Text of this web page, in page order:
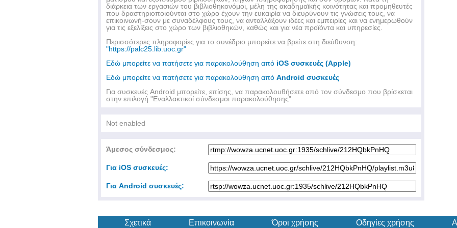
διάρκεια των εργασιών του βιβλιοθηκονόμοι, μέλη της ακαδημαϊκής κοινότητας και προμηθευτές
που δραστηριοποιούνται στο χώρο έχουν την ευκαιρία να διευρύνουν τις γνώσεις τους, να
επικοινωνή-σουν με συναδέλφους τους, να ανταλλάξουν ιδέες και εμπειρίες και να ενημερωθούν
για τις εξελίξεις στο χώρο των βιβλιοθηκών, καθώς και για νέα προϊόντα και υπηρεσίες.
Περισσότερες πληροφορίες για το συνέδριο μπορείτε να βρείτε στη διεύθυνση:
"https://palc25.lib.uoc.gr"
Εδώ μπορείτε να πατήσετε για παρακολούθηση από iOS συσκευές (Apple)
Εδώ μπορείτε να πατήσετε για παρακολούθηση από Android συσκευές
Για συσκευές Android μπορείτε, επίσης, να παρακολουθήσετε από τον σύνδεσμο που βρίσκεται
στην επιλογή "Εναλλακτικοί σύνδεσμοι παρακολούθησης"
Not enabled
Άμεσος σύνδεσμος:
Για iOS συσκευές:
Για Android συσκευές:
Σχετικά Επικοινωνία Όροι χρήσης Οδηγίες χρήσης